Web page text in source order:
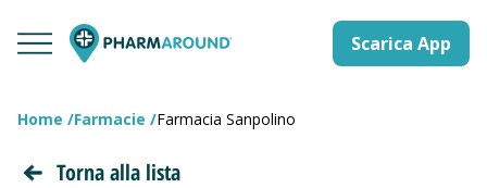
Scarica App
Home Farmacie Farmacia Sanpolino
Torna alla lista